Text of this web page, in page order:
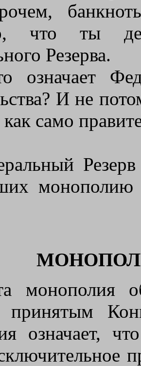
что ты
Резерва.
И не
само
Резерв
принятым
означает,